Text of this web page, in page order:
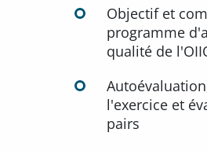
Objectif et
programme
qualité de
l'exercice et
pairs